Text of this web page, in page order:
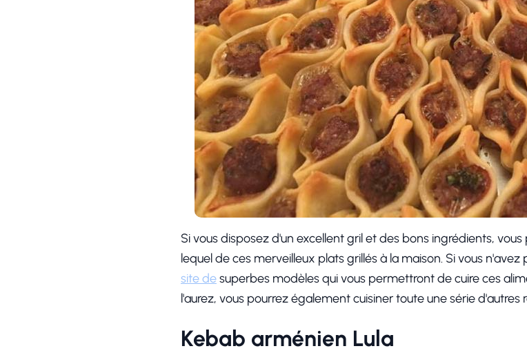
Si vous disposez d'un excellent gril et des bons ingrédients,
lequel de ces merveilleux plats grillés à la maison. Si vous
site desuperbes modèles qui vous permettront de cuire ces
l'aurez, vous pourrez également cuisiner toute une série d'autres
Kebab arménien Lula